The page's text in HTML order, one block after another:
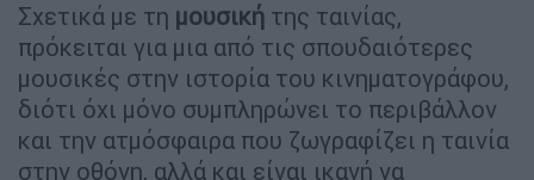
Σχετικά με τη μουσική της ταινίας,
πρόκειται για μια από τις σπουδαιότερες
μουσικές στην ιστορία του κινηματογράφου,
διότι όχι μόνο συμπληρώνει το περιβάλλον
και την ατμόσφαιρα που ζωγραφίζει η ταινία
στην οθόνη, αλλά και είναι ικανή να